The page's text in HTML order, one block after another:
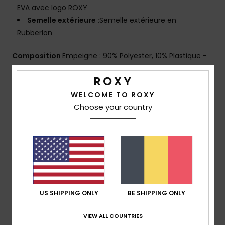
EVA avec logo ROXY
Semelle extérieure :Semelle extérieure en
Rubberlon
Composition Empeigne : 90% Polyester, 10% Plastique -
Semelle Extérieure : 100% Eva
Livraison & Retours
Avis clients
Note moyenne
4.0/5
WELCOME TO ROXY
Choose your country
US SHIPPING ONLY BE SHIPPING ONLY
VIEW ALL COUNTRIES